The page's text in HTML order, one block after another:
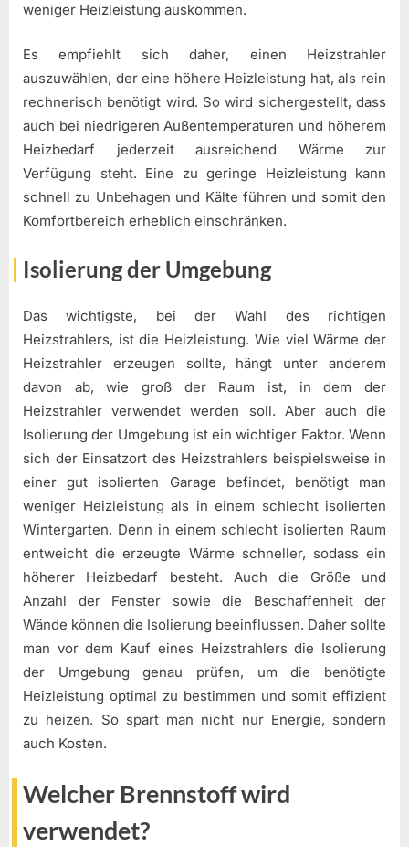
weniger Heizleistung auskommen.
Es empfiehlt sich daher, einen Heizstrahler
auszuwählen, der eine höhere Heizleistung hat, als rein
rechnerisch benötigt wird. So wird sichergestellt, dass
auch bei niedrigeren Außentemperaturen und höherem
Heizbedarf jederzeit ausreichend Wärme zur
Verfügung steht. Eine zu geringe Heizleistung kann
schnell zu Unbehagen und Kälte führen und somit den
Komfortbereich erheblich einschränken.
Isolierung der Umgebung
Das wichtigste, bei der Wahl des richtigen
Heizstrahlers, ist die Heizleistung. Wie viel Wärme der
Heizstrahler erzeugen sollte, hängt unter anderem
davon ab, wie groß der Raum ist, in dem der
Heizstrahler verwendet werden soll. Aber auch die
Isolierung der Umgebung ist ein wichtiger Faktor. Wenn
sich der Einsatzort des Heizstrahlers beispielsweise in
einer gut isolierten Garage befindet, benötigt man
weniger Heizleistung als in einem schlecht isolierten
Wintergarten. Denn in einem schlecht isolierten Raum
entweicht die erzeugte Wärme schneller, sodass ein
höherer Heizbedarf besteht. Auch die Größe und
Anzahl der Fenster sowie die Beschaffenheit der
Wände können die Isolierung beeinflussen. Daher sollte
man vor dem Kauf eines Heizstrahlers die Isolierung
der Umgebung genau prüfen, um die benötigte
Heizleistung optimal zu bestimmen und somit effizient
zu heizen. So spart man nicht nur Energie, sondern
auch Kosten.
Welcher Brennstoff wird
verwendet?